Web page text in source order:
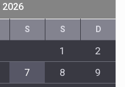
2026
S S D
1
2
7 8
9